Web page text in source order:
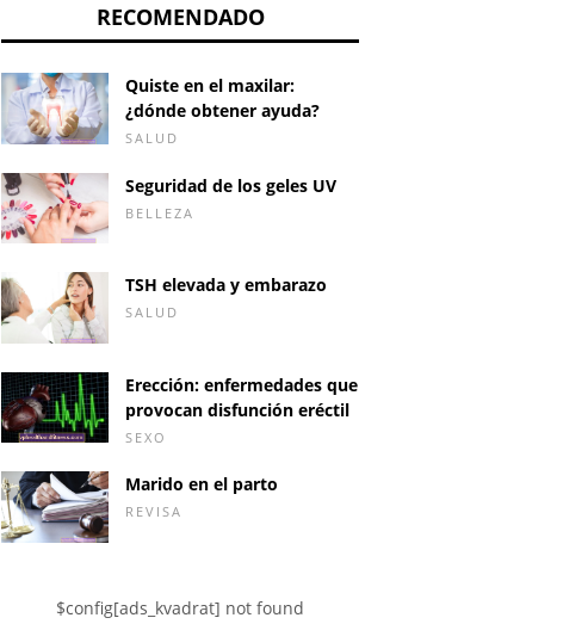
quedar embarazada a
los 48 años
tableta 72 h después?
RECOMENDADO
Quiste en el maxilar:
¿dónde obtener ayuda?
SALUD
Seguridad de los geles UV
BELLEZA
TSH elevada y embarazo
SALUD
Erección: enfermedades que
provocan disfunción eréctil
SEXO
Marido en el parto
REVISA
$config[ads_kvadrat] not found